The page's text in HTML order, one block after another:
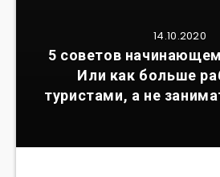
14.10.2020
5 советов
Или как больше
туристами, а не